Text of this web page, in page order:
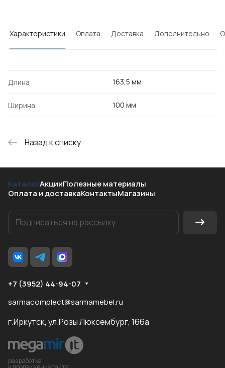
Характеристики Оплата Доставка Дополнительно
Длина 163,5 мм
Ширина 100 мм
Назад к списку
КаталогАкцииПолезные материалы
Оплата и доставкаКонтактыМагазины
+7 (3952) 44-94-07
sarmacomplect@sarmamebel.ru
г.Иркутск, ул.Розы Люксембург, 166а
разработка